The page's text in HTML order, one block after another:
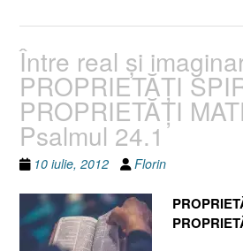
Între real şi
PROPRIETĂŢI
PROPRIETĂŢI
Psalmul 24.1
10 iulie, 2012 Florin